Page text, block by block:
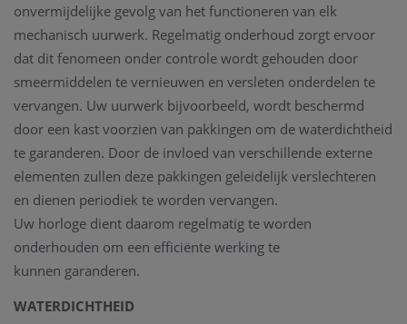
onvermijdelijke gevolg van het functioneren van elk
mechanisch uurwerk. Regelmatig onderhoud zorgt ervoor
dat dit fenomeen onder controle wordt gehouden door
smeermiddelen te vernieuwen en versleten onderdelen te
vervangen. Uw uurwerk bijvoorbeeld, wordt beschermd
door een kast voorzien van pakkingen om de waterdichtheid
te garanderen. Door de invloed van verschillende externe
elementen zullen deze pakkingen geleidelijk verslechteren
en dienen periodiek te worden vervangen.
Uw horloge dient daarom regelmatig te worden
onderhouden om een efficiënte werking te
kunnen garanderen.
WATERDICHTHEID